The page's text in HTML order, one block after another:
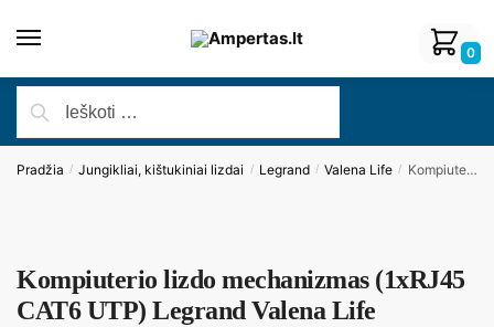
0
Pradžia / Jungikliai, kištukiniai lizdai / Legrand / Valena Life / Kompiuterio lizdo mechanizmas (1xRJ45 CAT6 UTP) Legrand Valena Life
Kompiuterio lizdo mechanizmas (1xRJ45
CAT6 UTP) Legrand Valena Life